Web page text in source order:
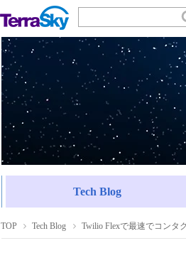
Tech Blog
TOP Tech Blog Twilio Flexで最速でコンタ